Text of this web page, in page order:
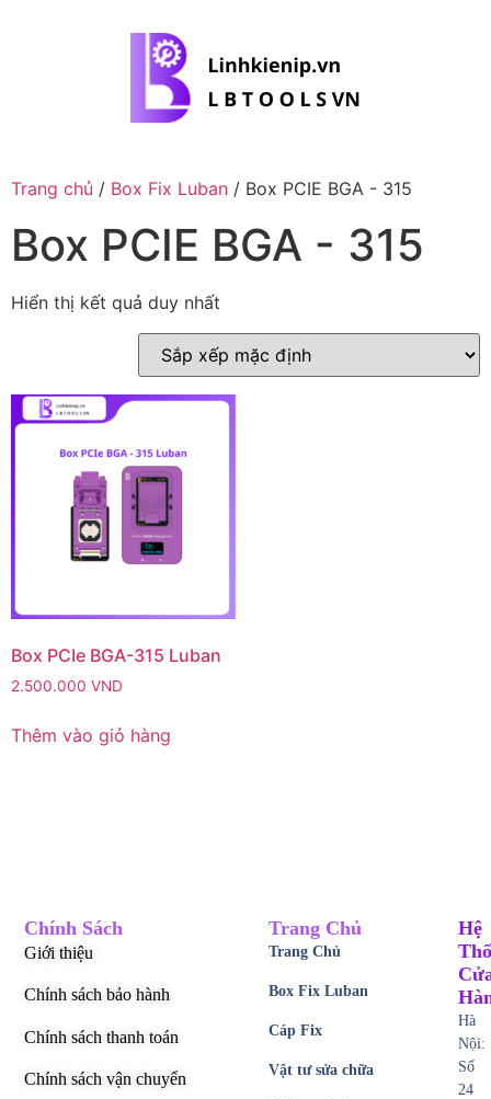
Trang chủ / Box Fix Luban / Box PCIE BGA - 315
Box PCIE BGA - 315
Hiển thị kết quả duy nhất
Box PCIe BGA-315 Luban
2.500.000 VND
Thêm vào giỏ hàng
Trang Chủ
Trang Chủ
Box Fix Luban
Cáp Fix
Vật tư sửa chữa
Chính Sách
Giới thiệu
Chính sách bảo hành
Chính sách thanh toán
Chính sách vận chuyển
Hệ
Hà
Nội:
Số
24